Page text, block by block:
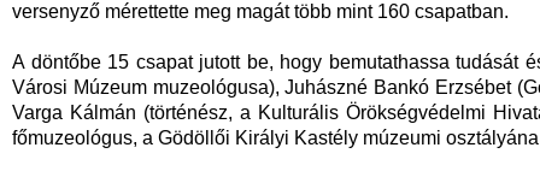
versenyző mérettette meg magát több mint 160 csapatban.
A döntőbe 15 csapat jutott be, hogy bemutathassa tudását
Városi Múzeum muzeológusa), Juhászné Bankó Erzsébet
Varga Kálmán (történész, a Kulturális Örökségvédelmi
főmuzeológus, a Gödöllői Királyi Kastély múzeumi